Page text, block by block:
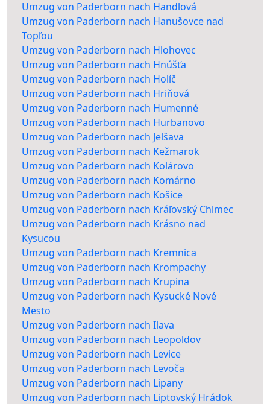
Umzug von Paderborn nach Handlová
Umzug von Paderborn nach Hanušovce nad
Topľou
Umzug von Paderborn nach Hlohovec
Umzug von Paderborn nach Hnúšťa
Umzug von Paderborn nach Holíč
Umzug von Paderborn nach Hriňová
Umzug von Paderborn nach Humenné
Umzug von Paderborn nach Hurbanovo
Umzug von Paderborn nach Jelšava
Umzug von Paderborn nach Kežmarok
Umzug von Paderborn nach Kolárovo
Umzug von Paderborn nach Komárno
Umzug von Paderborn nach Košice
Umzug von Paderborn nach Kráľovský Chlmec
Umzug von Paderborn nach Krásno nad
Kysucou
Umzug von Paderborn nach Kremnica
Umzug von Paderborn nach Krompachy
Umzug von Paderborn nach Krupina
Umzug von Paderborn nach Kysucké Nové
Mesto
Umzug von Paderborn nach Ilava
Umzug von Paderborn nach Leopoldov
Umzug von Paderborn nach Levice
Umzug von Paderborn nach Levoča
Umzug von Paderborn nach Lipany
Umzug von Paderborn nach Liptovský Hrádok